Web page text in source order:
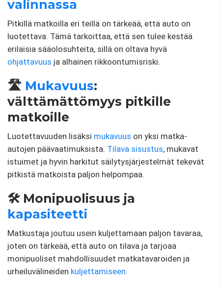
valinnassa
Pitkillä matkoilla eri teillä on tärkeää, että auto on
luotettava. Tämä tarkoittaa, että sen tulee kestää
erilaisia ​​sääolosuhteita, sillä on oltava hyvä
ohjattavuus ja alhainen rikkoontumisriski.
🛣️ Mukavuus:
välttämättömyys pitkille
matkoille
Luotettavuuden lisäksi mukavuus on yksi matka-
autojen päävaatimuksista. Tilava sisustus, mukavat
istuimet ja hyvin harkitut säilytysjärjestelmät tekevät
pitkistä matkoista paljon helpompaa.
🛠️ Monipuolisuus ja
kapasiteetti
Matkustaja joutuu usein kuljettamaan paljon tavaraa,
joten on tärkeää, että auto on tilava ja tarjoaa
monipuoliset mahdollisuudet matkatavaroiden ja
urheiluvälineiden kuljettamiseen.